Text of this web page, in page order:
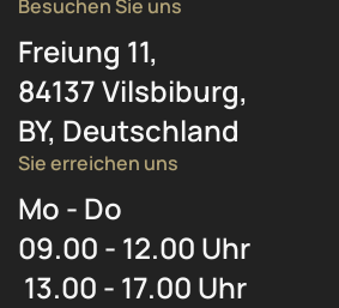
Besuchen Sie uns
Freiung 11,
84137 Vilsbiburg,
BY, Deutschland
Sie erreichen uns
Mo - Do
09.00 - 12.00 Uhr
13.00 - 17.00 Uhr